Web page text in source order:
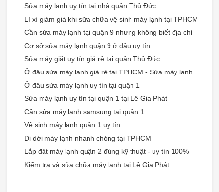
Sửa máy lạnh uy tín tại nhà quận Thủ Đức
Lì xì giảm giá khi sữa chữa vệ sinh máy lạnh tại TPHCM
Cần sửa máy lạnh tại quận 9 nhưng không biết địa chỉ
Cơ sở sửa máy lạnh quận 9 ở đâu uy tín
Sửa máy giặt uy tín giá rẻ tại quận Thủ Đức
Ở đâu sửa máy lạnh giá rẻ tại TPHCM - Sửa máy lạnh
Ở đâu sửa máy lạnh uy tín tại quận 1
Sửa máy lạnh uy tín tại quận 1 tại Lê Gia Phát
Cần sửa máy lạnh samsung tại quận 1
Vệ sinh máy lạnh quận 1 uy tín
Di dời máy lạnh nhanh chóng tại TPHCM
Lắp đặt máy lạnh quận 2 đúng kỹ thuật - uy tín 100%
Kiểm tra và sửa chữa máy lạnh tại Lê Gia Phát